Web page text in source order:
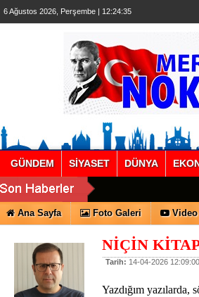
6 Ağustos 2026, Perşembe | 12:24:35
GÜNDEM SİYASET DÜNYA
Ana Sayfa Foto Galeri
NİÇİN
Tarih: 14-04-2026 12:09:00
Yazdığım